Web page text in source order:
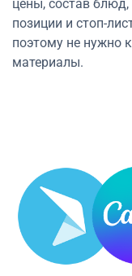
цены, состав
позиции и стоп-
поэтому не нужно
материалы.